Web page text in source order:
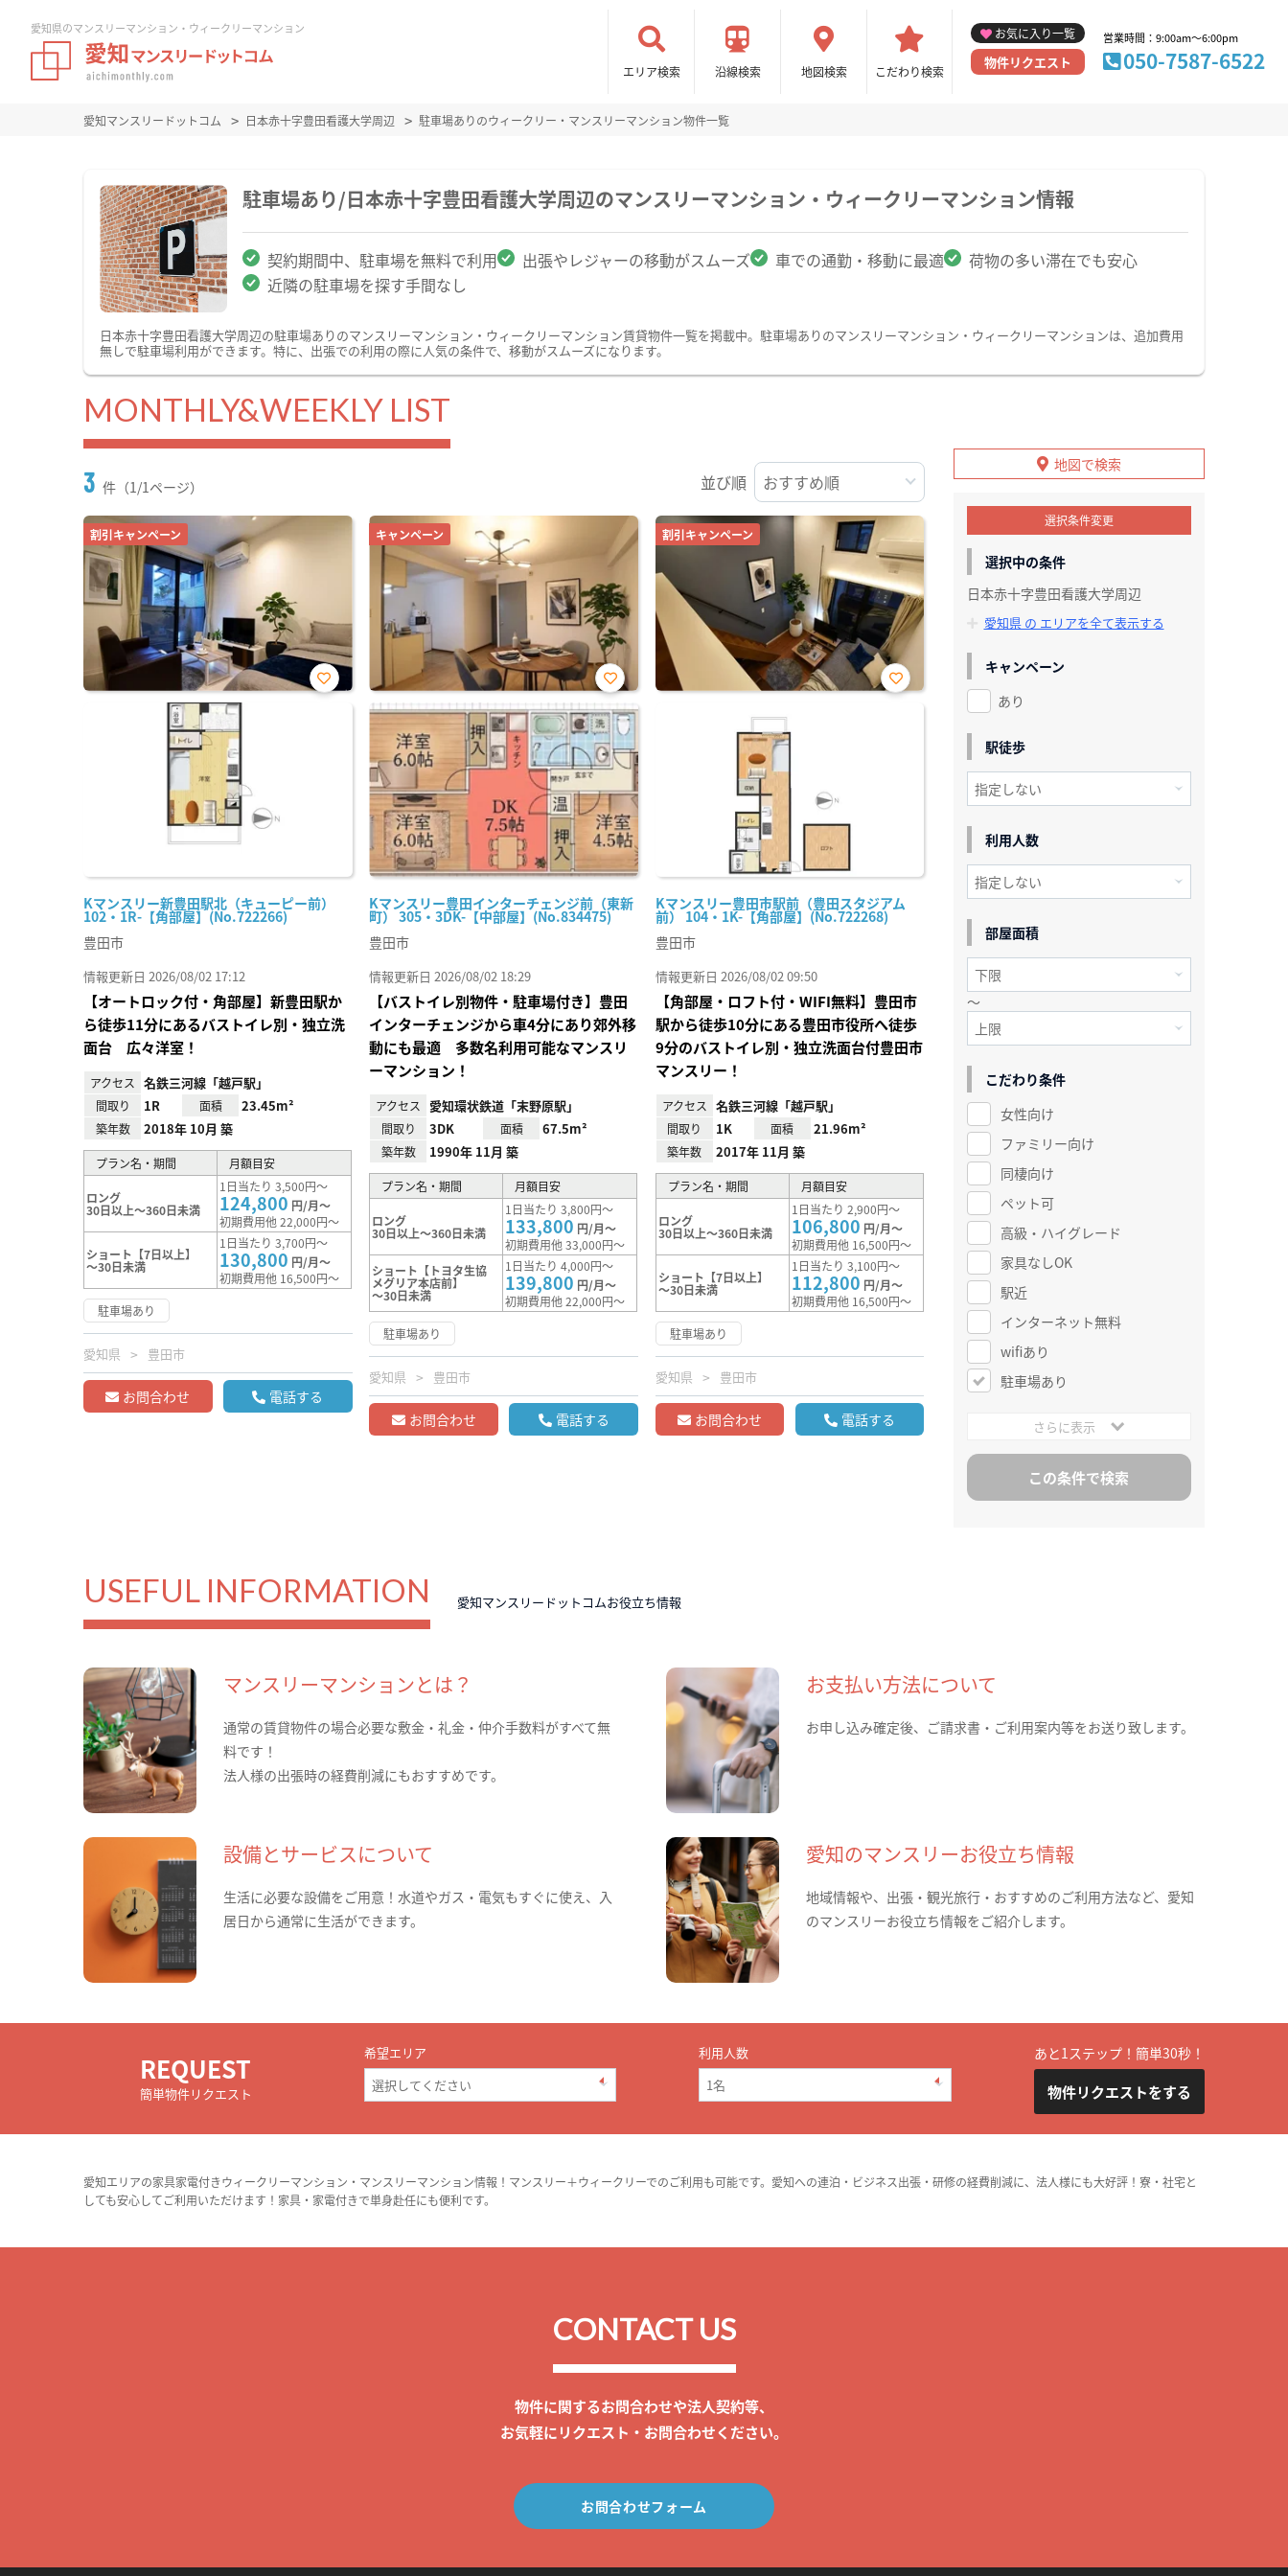
愛知県のマンスリーマンション・ウィークリーマンション
エリア検索 沿線検索 地図検索 こだわり検索
お気に入り一覧
物件リクエスト
営業時間：9:00am～6:00pm
050-7587-6522
愛知マンスリードットコム 日本赤十字豊田看護大学周辺 駐車場ありのウィークリー・マンスリーマンション物件一覧
駐車場あり/日本赤十字豊田看護大学周辺のマンスリーマンション・ウィークリーマンション情報
契約期間中、駐車場を無料で利用 出張やレジャーの移動がスムーズ 車での通勤・移動に最適
荷物の多い滞在でも安心
近隣の駐車場を探す手間なし
日本赤十字豊田看護大学周辺の駐車場ありのマンスリーマンション・ウィークリーマンション賃貸物件一覧を掲載中。駐車場ありのマンスリーマンション・ウィークリーマンションは、追加費用
無しで駐車場利用ができます。特に、出張での利用の際に人気の条件で、移動がスムーズになります。
MONTHLY&WEEKLY LIST
3 件（1/1ページ） 並び順
割引キャンペーン
Kマンスリー新豊田駅北（キューピー前）
102・1R-【角部屋】(No.722266)
お気
豊田市
情報更新日 2026/08/02 17:12
【オートロック付・角部屋】新豊田駅か
ら徒歩11分にあるバストイレ別・独立洗
面台 広々洋室！
アクセス 名鉄三河線「越戸駅」
間取り 1R 面積 23.45m²
築年数 2018年 10月 築
プラン名・期間 月額目安
ロング
30日以上～360日未満
1日当たり 3,500円～
124,800 円/月～
初期費用他 22,000円～
ショート【7日以上】
～30日未満
1日当たり 3,700円～
130,800 円/月～
初期費用他 16,500円～
駐車場あり
愛知県 豊田市
お問合わせ 電話する
キャンペーン
Kマンスリー豊田インターチェンジ前（東新
町） 305・3DK-【中部屋】(No.834475)
お気
に入
り登
録
豊田市
情報更新日 2026/08/02 18:29
【バストイレ別物件・駐車場付き】豊田
インターチェンジから車4分にあり郊外移
動にも最適 多数名利用可能なマンスリ
ーマンション！
アクセス 愛知環状鉄道「末野原駅」
間取り 3DK 面積 67.5m²
築年数 1990年 11月 築
プラン名・期間 月額目安
ロング
30日以上～360日未満
1日当たり 3,800円～
133,800 円/月～
初期費用他 33,000円～
ショート【トヨタ生協
メグリア本店前】
～30日未満
1日当たり 4,000円～
139,800 円/月～
初期費用他 22,000円～
駐車場あり
愛知県 豊田市
お問合わせ 電話する
割引キャンペーン
Kマンスリー豊田市駅前（豊田スタジアム
前） 104・1K-【角部屋】(No.722268)
お気
豊田市
情報更新日 2026/08/02 09:50
【角部屋・ロフト付・WIFI無料】豊田市
駅から徒歩10分にある豊田市役所へ徒歩
9分のバストイレ別・独立洗面台付豊田市
マンスリー！
アクセス 名鉄三河線「越戸駅」
間取り 1K 面積 21.96m²
築年数 2017年 11月 築
プラン名・期間 月額目安
ロング
30日以上～360日未満
1日当たり 2,900円～
106,800 円/月～
初期費用他 16,500円～
ショート【7日以上】
～30日未満
1日当たり 3,100円～
112,800 円/月～
初期費用他 16,500円～
駐車場あり
愛知県 豊田市
お問合わせ 電話する
地図で検索
選択条件変更
選択中の条件
日本赤十字豊田看護大学周辺
愛知県 の エリアを全て表示する
キャンペーン
あり
駅徒歩
利用人数
部屋面積
～
こだわり条件
女性向け
ファミリー向け
同棲向け
ペット可
高級・ハイグレード
家具なしOK
駅近
インターネット無料
wifiあり
駐車場あり
さらに表示
USEFUL INFORMATION 愛知マンスリードットコムお役立ち情報
マンスリーマンションとは？
通常の賃貸物件の場合必要な敷金・礼金・仲介手数料がすべて無
料です！
法人様の出張時の経費削減にもおすすめです。
お支払い方法について
お申し込み確定後、ご請求書・ご利用案内等をお送り致します。
設備とサービスについて
生活に必要な設備をご用意！水道やガス・電気もすぐに使え、入
居日から通常に生活ができます。
愛知のマンスリーお役立ち情報
地域情報や、出張・観光旅行・おすすめのご利用方法など、愛知
のマンスリーお役立ち情報をご紹介します。
REQUEST
簡単物件リクエスト
希望エリア 利用人数 あと1ステップ！簡単30秒！
物件リクエストをする
愛知エリアの家具家電付きウィークリーマンション・マンスリーマンション情報！マンスリー＋ウィークリーでのご利用も可能です。愛知への連泊・ビジネス出張・研修の経費削減に、法人様にも大好評！寮・社宅と
しても安心してご利用いただけます！家具・家電付きで単身赴任にも便利です。
CONTACT US
物件に関するお問合わせや法人契約等、
お気軽にリクエスト・お問合わせください。
お問合わせフォーム